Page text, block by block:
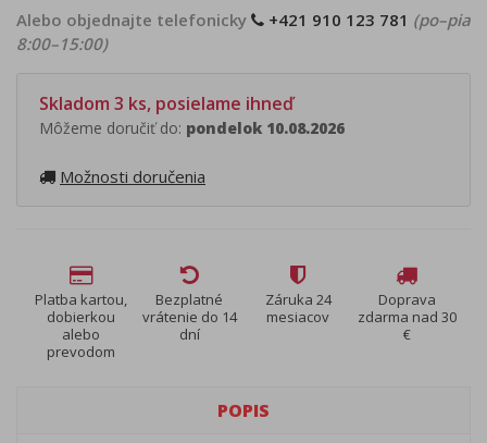
Alebo objednajte telefonicky +421 910 123 781 (po–pia
8:00–15:00)
Skladom 3 ks, posielame ihneď
Môžeme doručiť do: pondelok 10.08.2026
Možnosti doručenia
Platba kartou,
dobierkou
alebo
prevodom
Bezplatné
vrátenie do 14
dní
Záruka 24
mesiacov
Doprava
zdarma nad 30
€
POPIS